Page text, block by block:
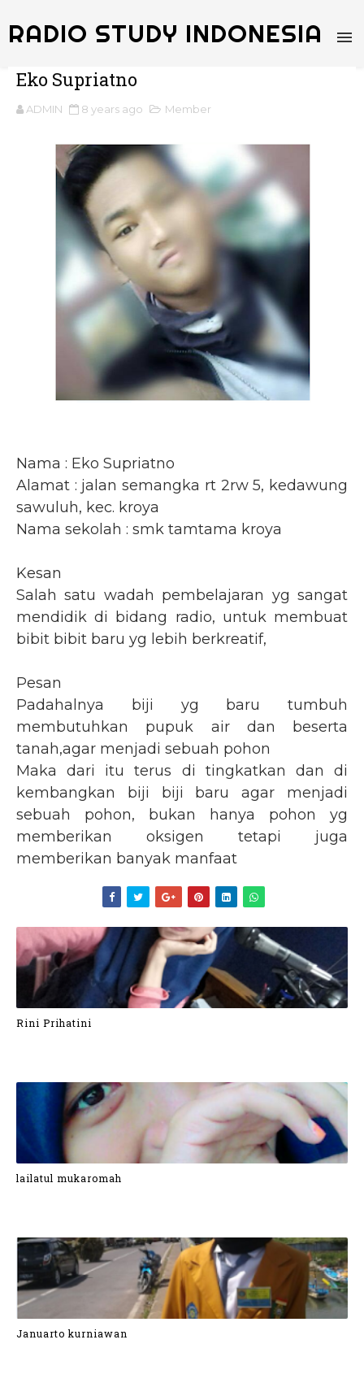
RADIO STUDY INDONESIA
Eko Supriatno
ADMIN 8 years ago Member
Nama : Eko Supriatno
Alamat : jalan semangka rt 2rw 5, kedawung
sawuluh, kec. kroya
Nama sekolah : smk tamtama kroya
Kesan
Salah satu wadah pembelajaran yg sangat
mendidik di bidang radio, untuk membuat
bibit bibit baru yg lebih berkreatif,
Pesan
Padahalnya biji yg baru tumbuh
membutuhkan pupuk air dan beserta
tanah,agar menjadi sebuah pohon
Maka dari itu terus di tingkatkan dan di
kembangkan biji biji baru agar menjadi
sebuah pohon, bukan hanya pohon yg
memberikan oksigen tetapi juga
memberikan banyak manfaat
Rini Prihatini
lailatul mukaromah
Januarto kurniawan